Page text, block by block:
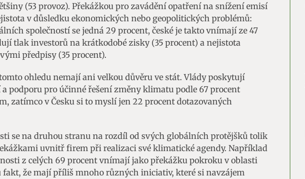
(53 provoz). Překážkou pro zavádění opatření na snížení emisí
v důsledku ekonomických nebo geopolitických problémů:
společností se jedná 29 procent, české je takto vnímají ze 47
tlak investorů na krátkodobé zisky (35 procent) a nejistota
předpisy (35 procent).
ohledu nemají ani velkou důvěru ve stát. Vlády poskytují
a podporu pro účinné řešení změny klimatu podle 67 procent
zatímco v Česku si to myslí jen 22 procent dotazovaných
se na druhou stranu na rozdíl od svých globálních protějšků tolik
uvnitř firem při realizaci své klimatické agendy. Například
z celých 69 procent vnímají jako překážku pokroku v oblasti
že mají příliš mnoho různých iniciativ, které si navzájem